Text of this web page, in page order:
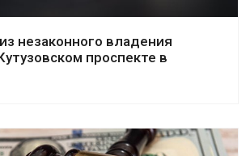
незаконного владения
проспекте в